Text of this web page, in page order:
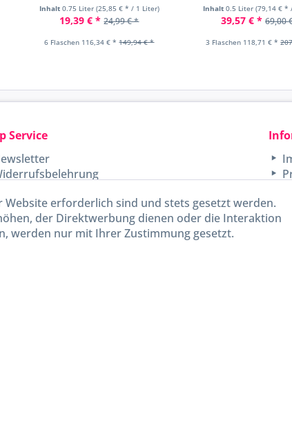
Inhalt 0.75 Liter (25,85 € * / 1 Liter)
19,39 € * 24,99 € *
6 Flaschen 116,34 € * 149,94 € *
Inhalt 0.5 Liter (79,14 € *
39,57 € * 69,00
3 Flaschen 118,71 € *
Service
erforderlich sind und stets gesetzt werden.
der Direktwerbung dienen oder die Interaktion
werden nur mit Ihrer Zustimmung gesetzt.